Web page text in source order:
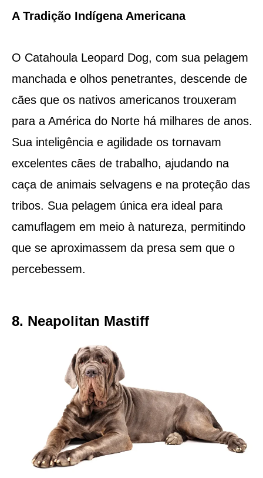
A Tradição Indígena Americana
O Catahoula Leopard Dog, com sua pelagem
manchada e olhos penetrantes, descende de
cães que os nativos americanos trouxeram
para a América do Norte há milhares de anos.
Sua inteligência e agilidade os tornavam
excelentes cães de trabalho, ajudando na
caça de animais selvagens e na proteção das
tribos. Sua pelagem única era ideal para
camuflagem em meio à natureza, permitindo
que se aproximassem da presa sem que o
percebessem.
8. Neapolitan Mastiff